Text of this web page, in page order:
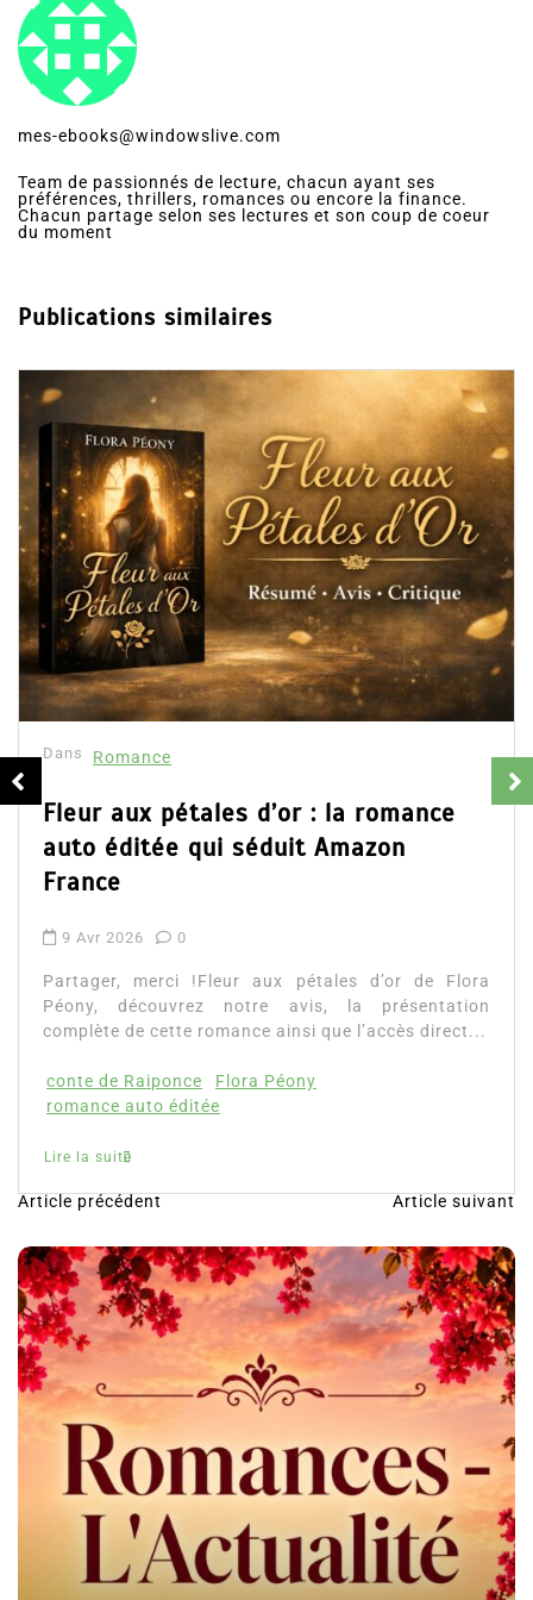
mes-ebooks@windowslive.com
Team de passionnés de lecture, chacun ayant ses
préférences, thrillers, romances ou encore la finance.
Chacun partage selon ses lectures et son coup de coeur
du moment
Publications similaires
: la romance
Amazon
pétales d’or de Flora
avis, la présentation
que l’accès direct...
Dans Romance
Collector Dear
résumé et avis
Partager, merci
d’Emily Blaine. Voici le
ainsi que l’accès direct
N
a
v
i
g
a
t
Article précédent Article suivant